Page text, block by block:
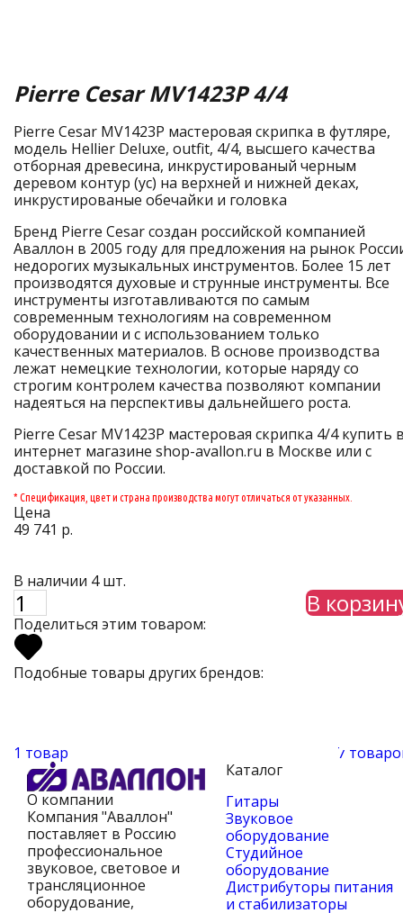
Pierre Cesar MV1423P 4/4
Pierre Cesar MV1423P мастеровая скрипка в футляре,
модель Hellier Deluxe, outfit, 4/4, высшего качества
отборная древесина, инкрустированый черным
деревом контур (ус) на верхней и нижней деках,
инкрустированые обечайки и головка
Бренд Pierre Cesar создан российской компанией
Аваллон в 2005 году для предложения на рынок
недорогих музыкальных инструментов. Более 15 лет
производятся духовые и струнные инструменты. Все
инструменты изготавливаются по самым
современным технологиям на современном
оборудовании и с использованием только
качественных материалов. В основе производства
лежат немецкие технологии, которые наряду со
строгим контролем качества позволяют компании
надеяться на перспективы дальнейшего роста.
Pierre Cesar MV1423P мастеровая скрипка 4/4 купить
интернет магазине shop-avallon.ru в Москве или с
доставкой по России.
* Спецификация, цвет и страна производства могут отличаться от указанных.
Цена
49 741 р.
В наличии 4 шт.
В
Поделиться этим товаром:
Подобные товары других брендов:
1 товар 7
О компании
Компания "Аваллон"
поставляет в Россию
профессиональное
звуковое, световое и
трансляционное
оборудование,
Каталог
Гитары
Звуковое
оборудование
Студийное
оборудование
Дистрибуторы питания
и стабилизаторы